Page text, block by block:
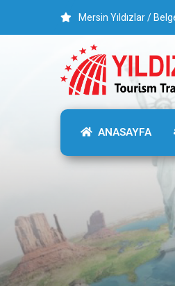
Mersin Yıldızlar /
ANASAYFA